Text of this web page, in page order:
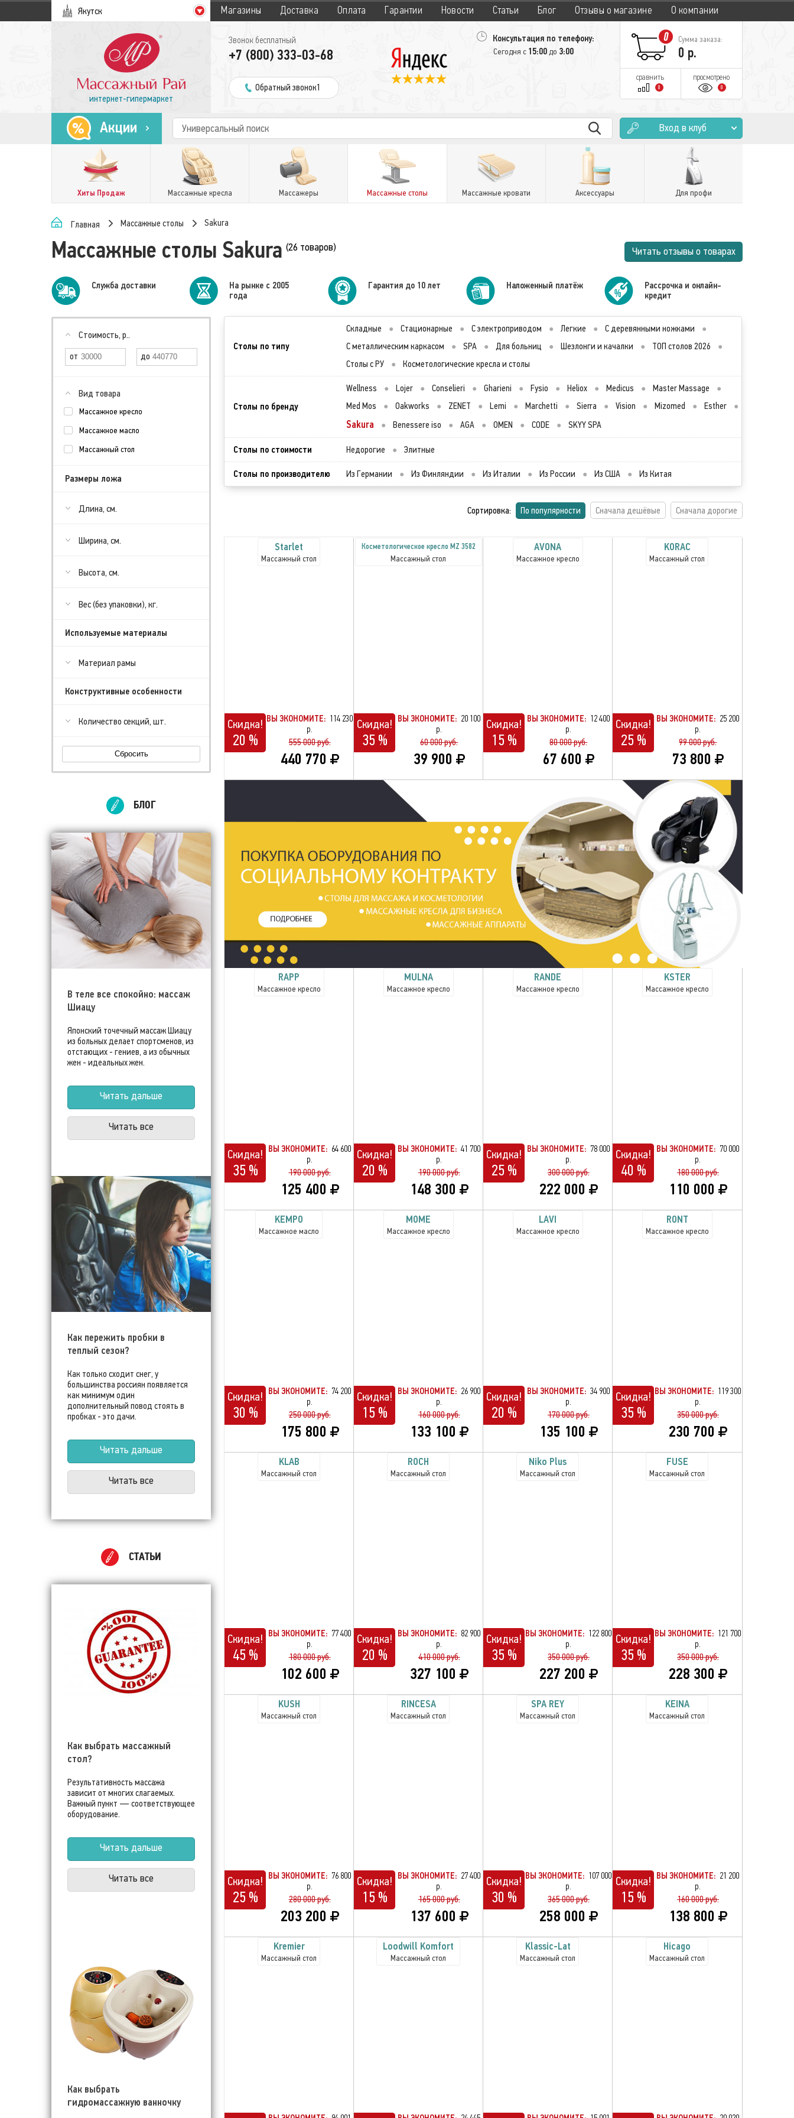
Якутск Магазины Доставка Оплата Гарантии Новости Статьи Блог Отзывы о магазине О компании
интернет-гипермаркет
Звонок бесплатный
+7 (800) 333-03-68
Обратный звонок1
Консультация по телефону:
Сегодня с 15:00до 3:00
0 Сумма заказа:
0 р.
сравнить
0
просмотрено
0
Акции Вход в клуб
Хиты Продаж Массажные кресла Массажеры Массажные столы Массажные кровати Аксессуары Для профи
Главная Массажные столы Sakura
Массажные столы Sakura (26 товаров) Читать отзывы о товарах
Cлужба доставки
На рынке с 2005
года
Гарантия до 10 лет Наложенный платёж
Рассрочка и онлайн-
кредит
Стоимость, р..
Вид товара
Массажное кресло
Массажное масло
Массажный стол
Размеры ложа
Длина, см.
Ширина, см.
Высота, см.
Вес (без упаковки), кг.
Используемые материалы
Материал рамы
Конструктивные особенности
Количество секций, шт.
Сбросить
БЛОГ
В теле все спокойно: массаж
Шиацу
Японский точечный массаж Шиацу
из больных делает спортсменов, из
отстающих - гениев, а из обычных
жен - идеальных жен.
Читать дальше
Читать все
Как пережить пробки в
теплый сезон?
Как только сходит снег, у
большинства россиян появляется
как минимум один
дополнительный повод стоять в
пробках - это дачи.
Читать дальше
Читать все
СТАТЬИ
Как выбрать массажный
стол?
Результативность массажа
зависит от многих слагаемых.
Важный пункт — соответствующее
оборудование.
Читать дальше
Читать все
Как выбрать
гидромассажную ванночку
Столы по типу
Складные ● Стационарные ● С электроприводом ● Легкие ● С деревянными ножками
●
С металлическим каркасом
● SPA ● Для больниц ● Шезлонги и качалки ● ТОП столов 2026
●
Столы с РУ
● Косметологические кресла и столы
Столы по бренду
Wellness ● Lojer ● Conselieri ● Gharieni ● Fysio ● Heliox ● Medicus ● Master Massage
●
Med Mos
● Oakworks ● ZENET ● Lemi ● Marchetti ● Sierra ● Vision ● Mizomed ● Esther ●
Sakura ● Benessere iso ● AGA ● OMEN ● CODE ● SKYY SPA
Столы по стоимости Недорогие ● Элитные
Столы по производителю Из Германии ● Из Финляндии ● Из Италии ● Из России ● Из США ● Из Китая
Сортировка: По популярности Сначала дешёвые Сначала дорогие
Starlet
Массажный стол
Скидка!
20 %
ВЫ ЭКОНОМИТЕ: 114 230
р.
555 000 руб.
440 770
Косметологическое кресло MZ 3582
Массажный стол
Скидка!
35 %
ВЫ ЭКОНОМИТЕ: 20 100
р.
60 000 руб.
39 900
AVONA
Массажное кресло
Скидка!
15 %
ВЫ ЭКОНОМИТЕ: 12 400
р.
80 000 руб.
67 600
KORAC
Массажный стол
Скидка!
25 %
ВЫ ЭКОНОМИТЕ: 25 200
р.
99 000 руб.
73 800
RAPP
Массажное кресло
Скидка!
35 %
ВЫ ЭКОНОМИТЕ: 64 600
р.
190 000 руб.
125 400
MULNA
Массажное кресло
Скидка!
20 %
ВЫ ЭКОНОМИТЕ: 41 700
р.
190 000 руб.
148 300
RANDE
Массажное кресло
Скидка!
25 %
ВЫ ЭКОНОМИТЕ: 78 000
р.
300 000 руб.
222 000
KSTER
Массажное кресло
Скидка!
40 %
ВЫ ЭКОНОМИТЕ: 70 000
р.
180 000 руб.
110 000
KEMPO
Массажное масло
Скидка!
30 %
ВЫ ЭКОНОМИТЕ: 74 200
р.
250 000 руб.
175 800
MOME
Массажное кресло
Скидка!
15 %
ВЫ ЭКОНОМИТЕ: 26 900
р.
160 000 руб.
133 100
LAVI
Массажное кресло
Скидка!
20 %
ВЫ ЭКОНОМИТЕ: 34 900
р.
170 000 руб.
135 100
RONT
Массажное кресло
Скидка!
35 %
ВЫ ЭКОНОМИТЕ: 119 300
р.
350 000 руб.
230 700
KLAB
Массажный стол
Скидка!
45 %
ВЫ ЭКОНОМИТЕ: 77 400
р.
180 000 руб.
102 600
ROCH
Массажный стол
Скидка!
20 %
ВЫ ЭКОНОМИТЕ: 82 900
р.
410 000 руб.
327 100
Niko Plus
Массажный стол
Скидка!
35 %
ВЫ ЭКОНОМИТЕ: 122 800
р.
350 000 руб.
227 200
FUSE
Массажный стол
Скидка!
35 %
ВЫ ЭКОНОМИТЕ: 121 700
р.
350 000 руб.
228 300
KUSH
Массажный стол
Скидка!
25 %
ВЫ ЭКОНОМИТЕ: 76 800
р.
280 000 руб.
203 200
RINCESA
Массажный стол
Скидка!
15 %
ВЫ ЭКОНОМИТЕ: 27 400
р.
165 000 руб.
137 600
SPA REY
Массажный стол
Скидка!
30 %
ВЫ ЭКОНОМИТЕ: 107 000
р.
365 000 руб.
258 000
KEINA
Массажный стол
Скидка!
15 %
ВЫ ЭКОНОМИТЕ: 21 200
р.
160 000 руб.
138 800
Kremier
Массажный стол
Loodwill Komfort
Массажный стол
Klassic-Lat
Массажный стол
Hicago
Массажный стол